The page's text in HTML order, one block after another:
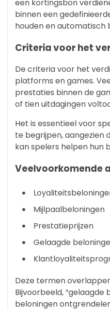
een kortingsbon
binnen een
houden en automatisch
Criteria voor het
De criteria voor het
platforms en games.
prestaties binnen de
of tien uitdagingen
Het is essentieel voor
te begrijpen, aangezien
kan spelers helpen hun
Veelvoorkomende
Mijlpaalbeloningen
Prestatieprijzen
Gelaagde
Deze termen
Bijvoorbeeld,
beloningen